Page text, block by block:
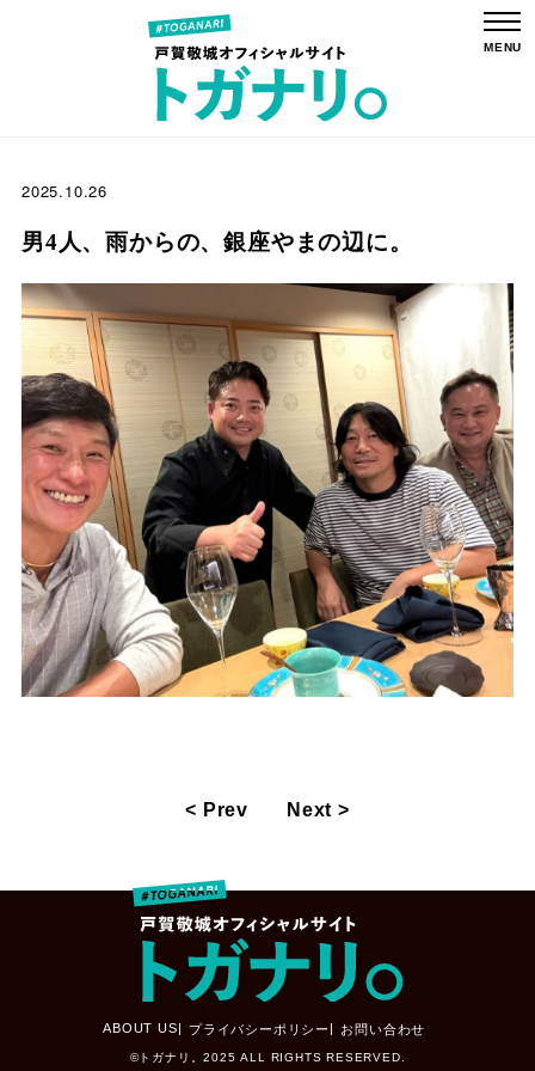
2025.10.26
男4人、雨からの、銀座やまの辺に。
< Prev Next >
ABOUT US プライバシーポリシー お問い合わせ
©トガナリ。2025 ALL RIGHTS RESERVED.